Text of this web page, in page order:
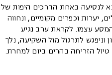
לנסיעה באחת הדרכים היפות של
יערות וכפרים מקומיים, ונחווה
עצמו. לקראת ערב נגיע
וניפגש לתרגול מול השקיעה, נלך
הזריחה בהרים ביום למחרת.